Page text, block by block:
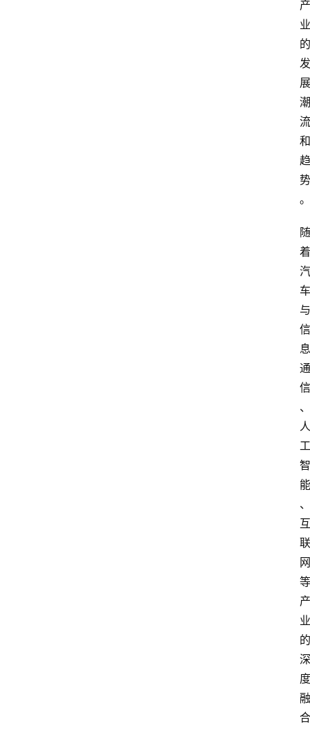
产
业
的
发
展
潮
流
和
趋
势
。
随
着
汽
车
与
信
息
通
信
、
人
工
智
能
、
互
联
网
等
产
业
的
深
度
融
合